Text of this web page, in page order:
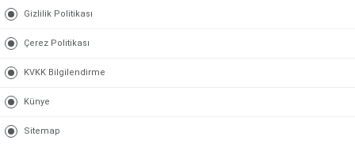
Gizlilik Politikası
Çerez Politikası
KVKK Bilgilendirme
Künye
Sitemap